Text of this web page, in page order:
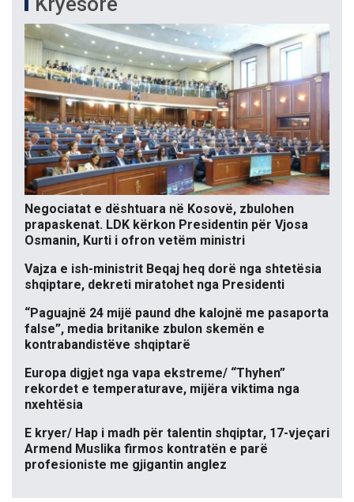
Negociatat e dështuara në Kosovë, zbulohen
prapaskenat. LDK kërkon Presidentin për Vjosa
Osmanin, Kurti i ofron vetëm ministri
Vajza e ish-ministrit Beqaj heq dorë nga shtetësia
shqiptare, dekreti miratohet nga Presidenti
“Paguajnë 24 mijë paund dhe kalojnë me pasaporta
false”, media britanike zbulon skemën e
kontrabandistëve shqiptarë
Europa digjet nga vapa ekstreme/ “Thyhen”
rekordet e temperaturave, mijëra viktima nga
nxehtësia
E kryer/ Hap i madh për talentin shqiptar, 17-vjeçari
Armend Muslika firmos kontratën e parë
profesioniste me gjigantin anglez